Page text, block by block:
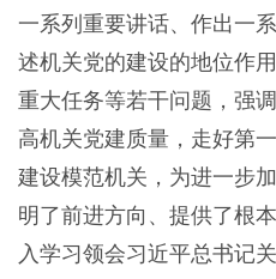
一系列重要讲话、作出一
述机关党的建设的地位作
重大任务等若干问题，强
高机关党建质量，走好第
建设模范机关，为进一步
明了前进方向、提供了根
入学习领会习近平总书记